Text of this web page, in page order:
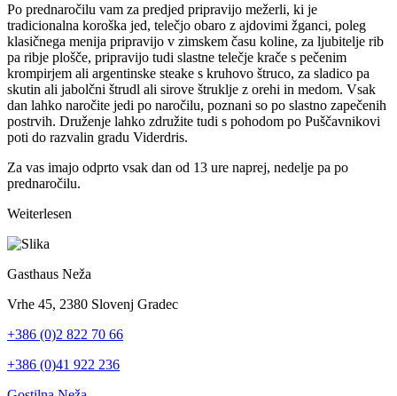
Po prednaročilu vam za predjed pripravijo mežerli, ki je
tradicionalna koroška jed, telečjo obaro z ajdovimi žganci, poleg
klasičnega menija pripravijo v zimskem času koline, za ljubitelje rib
pa ribje plošče, pripravijo tudi slastne telečje krače s pečenim
krompirjem ali argentinske steake s kruhovo štruco, za sladico pa
skutin ali jabolčni štrudl ali sirove štruklje z orehi in medom. Vsak
dan lahko naročite jedi po naročilu, poznani so po slastno zapečenih
postrvih. Druženje lahko združite tudi s pohodom po Puščavnikovi
poti do razvalin gradu Viderdris.
Za vas imajo odprto vsak dan od 13 ure naprej, nedelje pa po
prednaročilu.
Weiterlesen
Gasthaus Neža
Vrhe 45, 2380 Slovenj Gradec
+386 (0)2 822 70 66
+386 (0)41 922 236